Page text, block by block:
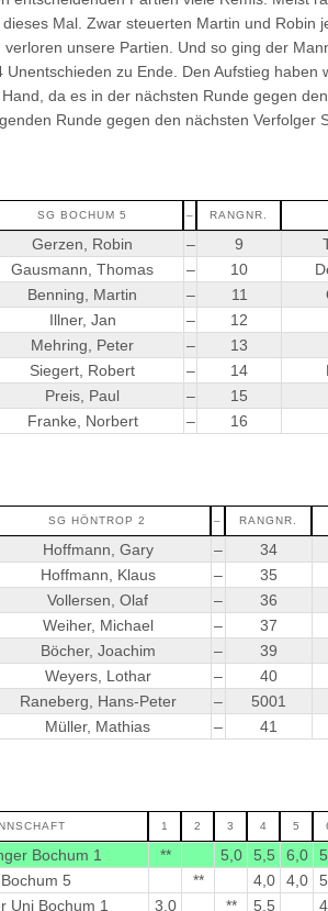
Mal. Zwar steuerten Martin und Robin
unsere Partien. Und so ging der
Unentschieden zu Ende. Den Aufstieg haben
da es in der nächsten Runde gegen
Runde gegen den nächsten Verfolger
SG BOCHUM 5 – RANGNR.
Gerzen, Robin – 9
Gausmann, Thomas – 10
Benning, Martin – 11
Illner, Jan – 12
Mehring, Peter – 13
Siegert, Robert – 14
Preis, Paul – 15
Franke, Norbert – 16
SG HÖNTROP 2 – RANGNR.
Hoffmann, Gary – 34
Hoffmann, Klaus – 35
Vollersen, Olaf – 36
Weiher, Michael – 37
Böcher, Joachim – 39
Weyers, Lothar – 40
Raneberg, Hans-Peter – 5001
Müller, Mathias – 41
1 2 3 4 5
Bochum 1 ** 5,0 5,5 6,0
5 ** 4,0 4,0
Uni Bochum 1 3,0 ** 5,5